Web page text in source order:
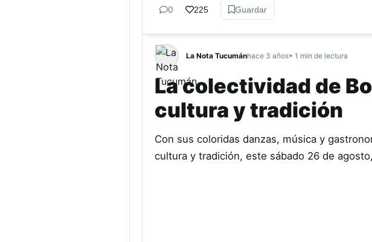
0 225 Guardar
La Nota Tucumánhace 3 años• 1 min de lectura
La colectividad de
cultura y tradición
Con sus coloridas danzas, música y
cultura y tradición, este sábado 26 de